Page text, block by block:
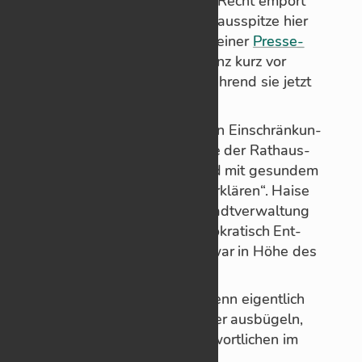
über die Will­kür, die die Rat­haus­spitze hier
an den Tag legt.“ Er führt in sei­ner Pres­se­
an, dass die In­zi­denz kurz vor
Weih­nach­ten bei 221 lag, wäh­rend sie jetzt
Da­mals habe es keine sol­chen Ein­schrän­kun­
gen ge­ge­ben. Die Maß­nahme der Rat­haus­
spitze sei „evi­denz­ba­siert und mit ge­sun­dem
Men­schen­ver­stand nicht zu er­klä­ren“. Haise
be­an­tragt da­her, dass die Stadt­ver­wal­tung
den Be­trof­fe­nen „eine un­bü­ro­kra­tisch Ent­
schä­di­gung“ aus­zahlt, und zwar in Höhe des
Mo­ment mal! Wieso sol­len denn ei­gent­lich
wir Steu­er­zah­len schon wie­der aus­bü­geln,
was sich die po­li­tisch Ver­ant­wort­li­chen im